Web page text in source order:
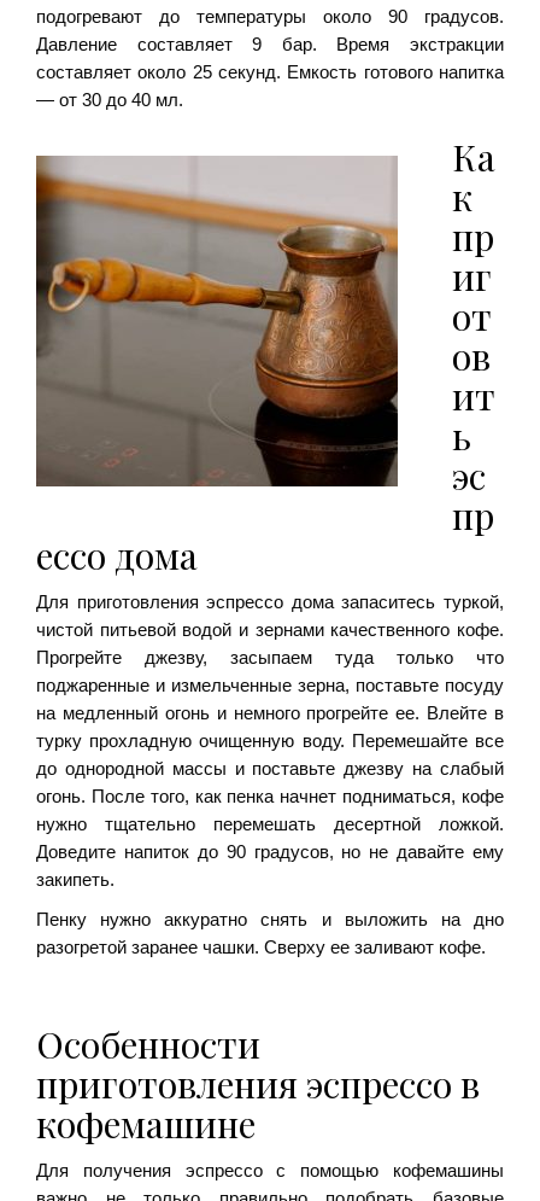
подогревают до температуры около 90 градусов.
Давление составляет 9 бар. Время экстракции
составляет около 25 секунд. Емкость готового напитка
— от 30 до 40 мл.
Ка
к
пр
иг
от
ов
ит
ь
эс
пр
ессо дома
Для приготовления эспрессо дома запаситесь туркой,
чистой питьевой водой и зернами качественного кофе.
Прогрейте джезву, засыпаем туда только что
поджаренные и измельченные зерна, поставьте посуду
на медленный огонь и немного прогрейте ее. Влейте в
турку прохладную очищенную воду. Перемешайте все
до однородной массы и поставьте джезву на слабый
огонь. После того, как пенка начнет подниматься, кофе
нужно тщательно перемешать десертной ложкой.
Доведите напиток до 90 градусов, но не давайте ему
закипеть.
Пенку нужно аккуратно снять и выложить на дно
разогретой заранее чашки. Сверху ее заливают кофе.
Особенности
приготовления эспрессо в
кофемашине
Для получения эспрессо с помощью кофемашины